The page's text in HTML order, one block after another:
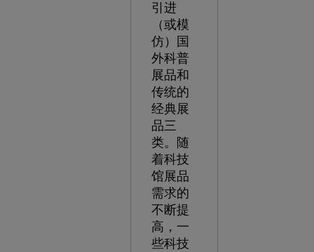
引进
（或模
仿）国
外科普
展品和
传统的
经典展
品三
类。随
着科技
馆展品
需求的
不断提
高，一
些科技